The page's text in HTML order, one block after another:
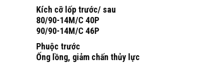
Kích cỡ lốp trước/ sau
80/90-14M/C 40P
90/90-14M/C 46P
Phuộc trước
Ống lồng, giảm chấn thủy lực